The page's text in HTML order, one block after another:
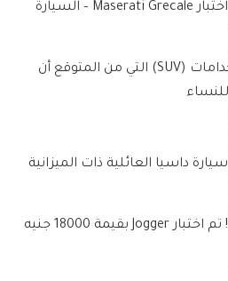
اختبار Maserati Grecale – السيارة
الرياضية متعددة الاستخدامات (SUV) التي من المتوقع أن
سيارة داسيا العائلية ذات الميزانية
المحدودة بسبعة مقاعد! تم اختبار Jogger بقيمة 18000 جنيه